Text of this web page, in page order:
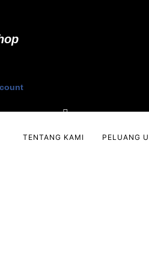
TENTANG KAMI PELUANG